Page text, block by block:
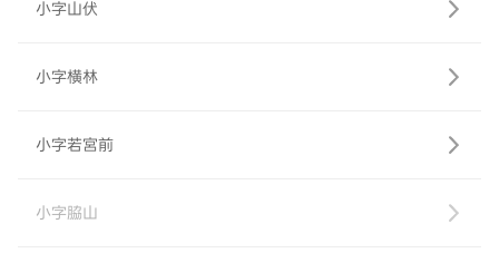
小字山伏
小字横林
小字若宮前
小字脇山